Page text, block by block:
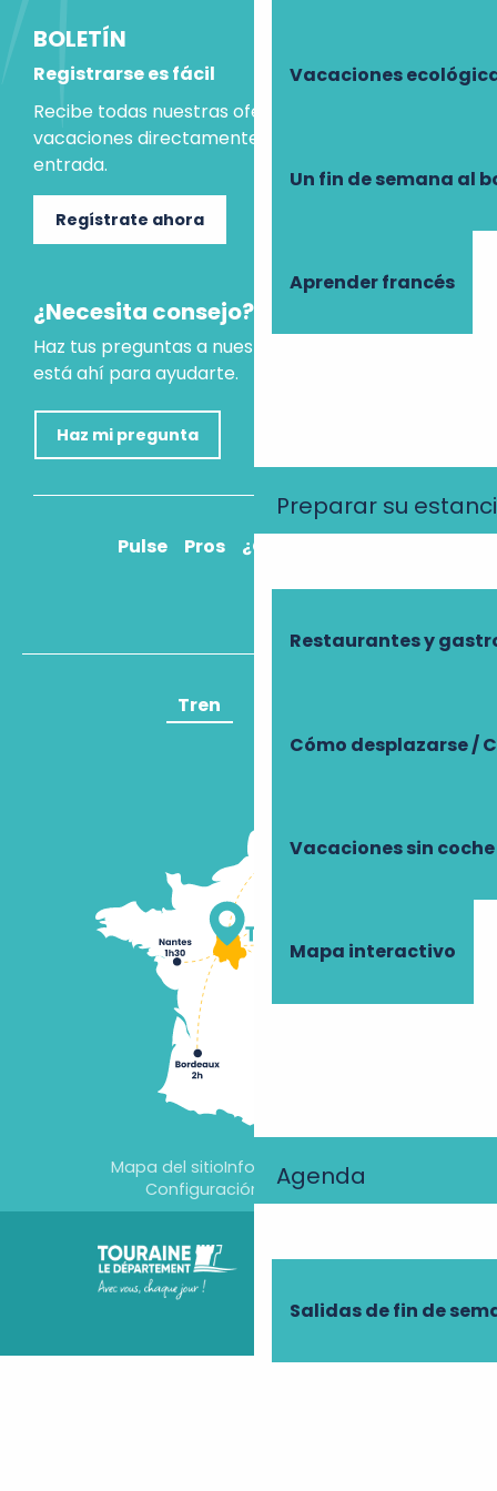
Vacaciones
Un fin de semana al
Aprender francés
Preparar su
Restaurantes y
Cómo desplazarse /
Vacaciones sin coche
Mapa interactivo
Agenda
Salidas de fin de
BOLETÍN
Registrarse es fácil
Recibe todas nuestras ofertas e ideas para las
vacaciones directamente en tu bandeja de
entrada.
Regístrate ahora
¿Necesita consejo?
Haz tus preguntas a nuestro asistente virtual, que
está ahí para ayudarte.
Haz mi pregunta
Pulse Pros ¿Cómo llegar?
Tren
Mapa del sitioInformación jurídica
Configuración de cookies